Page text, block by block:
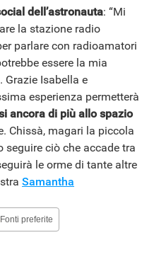
dell’astronauta: “Mi
la stazione radio
parlare con radioamatori
essere la mia
Grazie Isabella e
esperienza permetterà
ancora di più allo spazio
Chissà, magari la piccola
seguire ciò che accade tra
le orme di tante altre
Samantha
Fonti preferite